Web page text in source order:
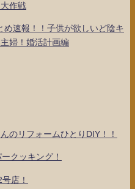
作戦
め速報！！子供が欲しいど陰キ
婦！婚活計画編
のリフォームひとりDIY！！
クッキング！
店！